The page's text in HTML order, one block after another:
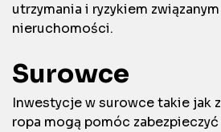
utrzymania i ryzykiem
nieruchomości.
Surowce
Inwestycje w surowce takie jak
ropa mogą pomóc